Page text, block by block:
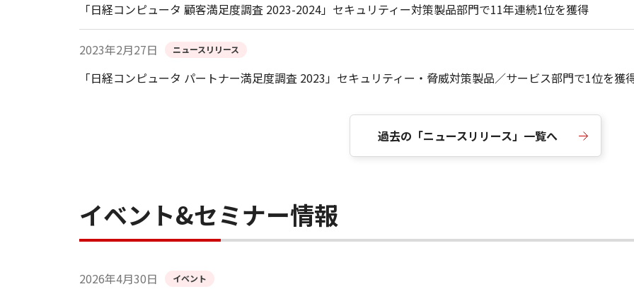
「日経コンピュータ 顧客満足度調査 2023-2024」セキュリティー対策製品部門で11年連続1位を獲得
2023年2月27日 ニュースリリース
「日経コンピュータ パートナー満足度調査 2023」セキュリティー・脅威対策製品／サービス部門で1位を獲
過去の「ニュースリリース」一覧へ
イベント&セミナー情報
2026年4月30日 イベント